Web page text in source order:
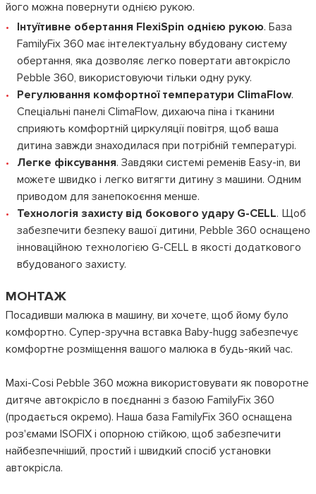
його можна повернути однією рукою.
Інтуїтивне обертання FlexiSpin однією рукою. База
FamilyFix 360 має інтелектуальну вбудовану систему
обертання, яка дозволяє легко повертати автокрісло
Pebble 360, використовуючи тільки одну руку.
Регулювання комфортної температури ClimaFlow.
Спеціальні панелі ClimaFlow, дихаюча піна і тканини
сприяють комфортній циркуляції повітря, щоб ваша
дитина завжди знаходилася при потрібній температурі.
Легке фіксування. Завдяки системі ременів Easy-in, ви
можете швидко і легко витягти дитину з машини. Одним
приводом для занепокоєння менше.
Технологія захисту від бокового удару G-CELL. Щоб
забезпечити безпеку вашої дитини, Pebble 360 ​​оснащено
інноваційною технологією G-CELL в якості додаткового
вбудованого захисту.
МОНТАЖ
Посадивши малюка в машину, ви хочете, щоб йому було
комфортно. Супер-зручна вставка Baby-hugg забезпечує
комфортне розміщення вашого малюка в будь-який час.
Maxi-Cosi Pebble 360 ​​можна використовувати як поворотне
дитяче автокрісло в поєднанні з базою FamilyFix 360
(продається окремо). Наша база FamilyFix 360 оснащена
роз'ємами ISOFIX і опорною стійкою, щоб забезпечити
найбезпечніший, простий і швидкий спосіб установки
автокрісла.